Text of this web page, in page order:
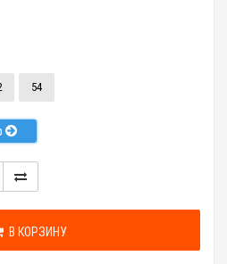
54
В КОРЗИНУ